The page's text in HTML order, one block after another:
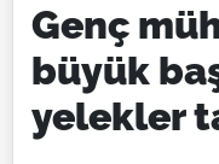
Genç
büyük
yelekler